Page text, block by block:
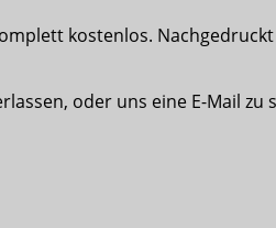
kostenlos.
oder uns eine E-Mail zu